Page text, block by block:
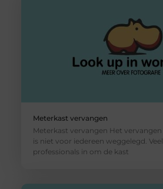
Meterkast vervangen
Meterkast vervangen Het
is niet voor iedereen weggelegd.
professionals in om de kast